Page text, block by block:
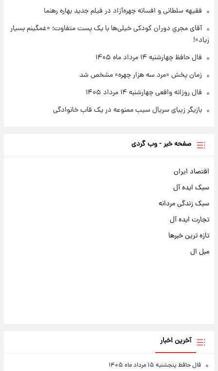
۲۱ ساعت پیش
۱۴۰۵/کاهش قیمت طلا و سکه
فقیهه سلطانی و افسانه چهره‌آزاد در فیلم جدید بهاره رهنما
آقای مجریِ دوران کودکی خیلی‌ها با یک پست متفاوت؛ «غمگینم بسیار
زیاد»!
فال حافظ چهارشنبه ۱۴ مرداد ماه ۱۴۰۵
زمان پخش «مرد سه هزار چهره» مشخص شد
فال روزانه واقعی چهارشنبه ۱۴ مرداد ۱۴۰۵
بازیگر زیبای سریال سیب ممنوعه در یک قاب خانوادگی
صفحه خبر - وب گردی
اقتصاد ایران
سبک ایده آل
سبک زندگی مردانه
تجارت ایده آل
تازه ترین خبرها
مبل ال
آخرین اخبار
فال حافظ پنجشنبه ۱۵ مرداد ماه ۱۴۰۵